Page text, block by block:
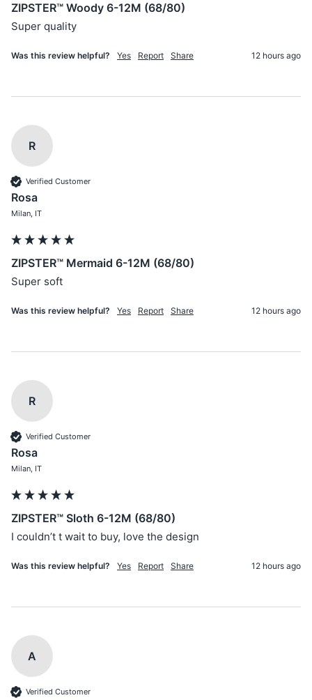
ZIPSTER™ Woody 6-12M (68/80)
Super quality
Was this review helpful? Yes Report Share 12 hours ago
R
Verified Customer
Rosa
Milan, IT
ZIPSTER™ Mermaid 6-12M (68/80)
Super soft
Was this review helpful? Yes Report Share 12 hours ago
R
Verified Customer
Rosa
Milan, IT
ZIPSTER™ Sloth 6-12M (68/80)
I couldn’t t wait to buy, love the design
Was this review helpful? Yes Report Share 12 hours ago
A
Verified Customer